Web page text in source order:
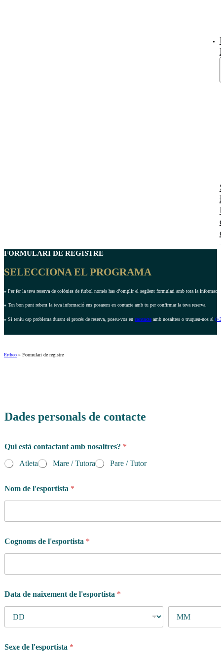
FORMULARI DE REGISTRE
SELECCIONA EL PROGRAMA
» Per fer la teva reserva de colònies de futbol només has d’omplir el següent formulari amb tota la
» Tan bon punt rebem la teva informació ens posarem en contacte amb tu per confirmar la teva reserva.
» Si teniu cap problema durant el procés de reserva, poseu-vos en contacte amb nosaltres o truqueu-nos al
Ertheo » Formulari de registre
Dades personals de contacte
Qui està contactant amb nosaltres? *
Atleta
Mare / Tutora Pare / Tutor
Nom de l'esportista *
Cognoms de l'esportista *
Data de naixement de l'esportista *
Sexe de l'esportista *